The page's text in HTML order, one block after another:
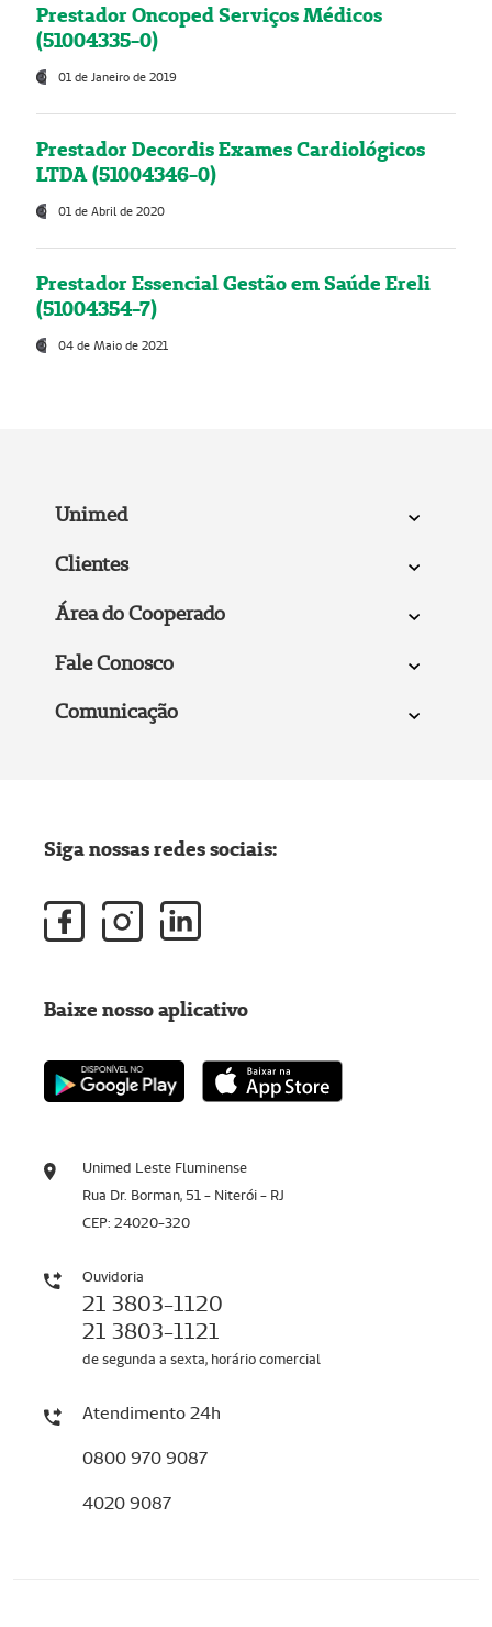
Prestador Oncoped Serviços Médicos
(51004335-0)
01 de Janeiro de 2019
Prestador Decordis Exames Cardiológicos
LTDA (51004346-0)
01 de Abril de 2020
Prestador Essencial Gestão em Saúde Ereli
(51004354-7)
04 de Maio de 2021
Unimed
Clientes
Área do Cooperado
Fale Conosco
Comunicação
Unimed Leste Fluminense
Rua Dr. Borman, 51 - Niterói - RJ
CEP: 24020-320
Ouvidoria
21 3803-1120
21 3803-1121
de segunda a sexta, horário comercial
Atendimento 24h
0800 970 9087
4020 9087
Siga nossas redes sociais:
Baixe nosso aplicativo